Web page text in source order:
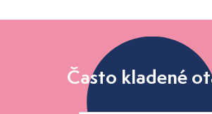
Často kladené